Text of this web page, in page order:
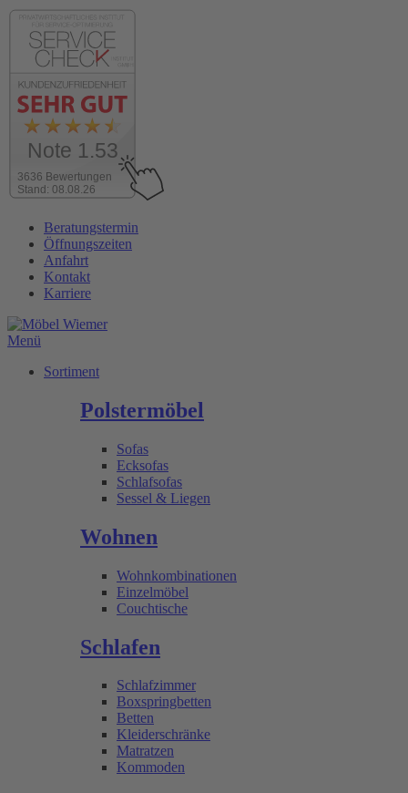
3636 Bewertungen
Stand: 08.08.26
Note 1.53
Inhalt
wechseln
Beratungstermin
Öffnungszeiten
Anfahrt
Kontakt
Karriere
Menü
Sortiment
Polstermöbel
Sofas
Ecksofas
Schlafsofas
Sessel & Liegen
Wohnen
Wohnkombinationen
Einzelmöbel
Couchtische
Schlafen
Schlafzimmer
Boxspringbetten
Betten
Kleiderschränke
Matratzen
Kommoden